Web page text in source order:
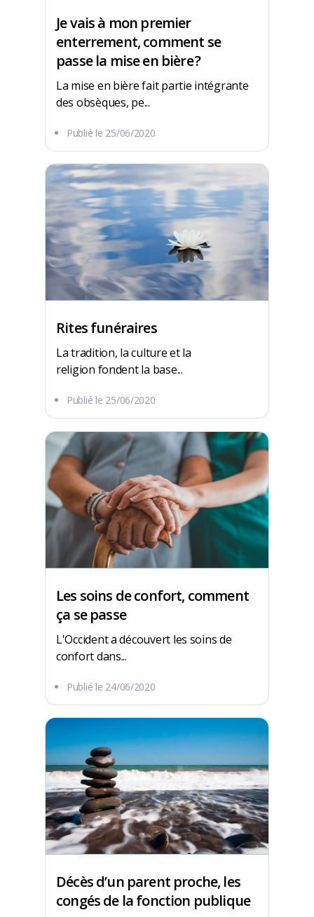
Je vais à mon premier
enterrement, comment se
passe la mise en bière ?
La mise en bière fait partie intégrante
des obsèques, pe...
Publié le 25/06/2020
Rites funéraires
La tradition, la culture et la
religion fondent la base...
Publié le 25/06/2020
Les soins de confort, comment
ça se passe
L'Occident a découvert les soins de
confort dans...
Publié le 24/06/2020
Décès d’un parent proche, les
congés de la fonction publique